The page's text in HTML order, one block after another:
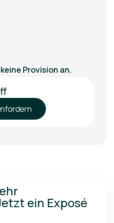
Provision an.
ein Exposé